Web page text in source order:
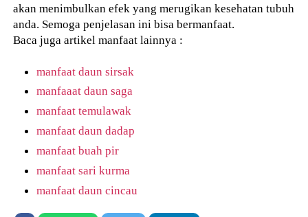
akan menimbulkan efek yang merugikan kesehatan tubuh
anda. Semoga penjelasan ini bisa bermanfaat.
Baca juga artikel manfaat lainnya :
manfaat daun sirsak
manfaaat daun saga
manfaat temulawak
manfaat daun dadap
manfaat buah pir
manfaat sari kurma
manfaat daun cincau